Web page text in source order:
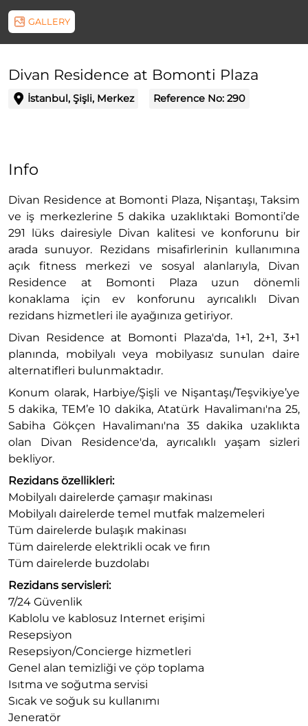
GALLERY
Divan Residence at Bomonti Plaza
İstanbul, Şişli, Merkez Reference No: 290
Info
Divan Residence at Bomonti Plaza, Nişantaşı, Taksim
ve iş merkezlerine 5 dakika uzaklıktaki Bomonti’de
291 lüks dairesiyle Divan kalitesi ve konforunu bir
arada sunuyor. Rezidans misafirlerinin kullanımına
açık fitness merkezi ve sosyal alanlarıyla, Divan
Residence at Bomonti Plaza uzun dönemli
konaklama için ev konforunu ayrıcalıklı Divan
rezidans hizmetleri ile ayağınıza getiriyor.
Divan Residence at Bomonti Plaza'da, 1+1, 2+1, 3+1
planında, mobilyalı veya mobilyasız sunulan daire
alternatifleri bulunmaktadır.
Konum olarak, Harbiye/Şişli ve Nişantaşı/Teşvikiye’ye
5 dakika, TEM’e 10 dakika, Atatürk Havalimanı'na 25,
Sabiha Gökçen Havalimanı'na 35 dakika uzaklıkta
olan Divan Residence'da, ayrıcalıklı yaşam sizleri
bekliyor.
Rezidans özellikleri:
Mobilyalı dairelerde çamaşır makinası
Mobilyalı dairelerde temel mutfak malzemeleri
Tüm dairelerde bulaşık makinası
Tüm dairelerde elektrikli ocak ve fırın
Tüm dairelerde buzdolabı
Rezidans servisleri:
7/24 Güvenlik
Kablolu ve kablosuz Internet erişimi
Resepsiyon
Resepsiyon/Concierge hizmetleri
Genel alan temizliği ve çöp toplama
Isıtma ve soğutma servisi
Sıcak ve soğuk su kullanımı
Jeneratör